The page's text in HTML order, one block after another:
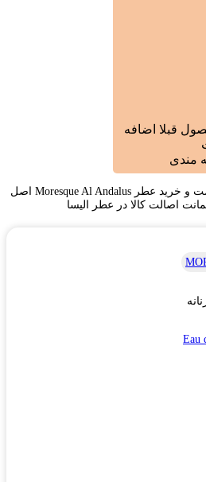
قبلا اضافه
مندی
ادکلن مورسک ال اندلوس – قیمت و خرید عطر Moresque Al Andalus اصل
اصالت کالا در عطر الیسا
Eau